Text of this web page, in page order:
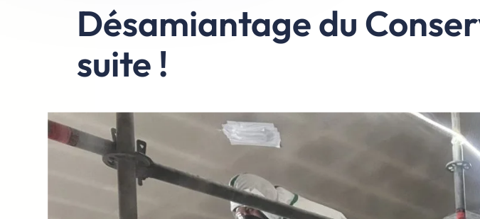
Désamiantage du
suite !